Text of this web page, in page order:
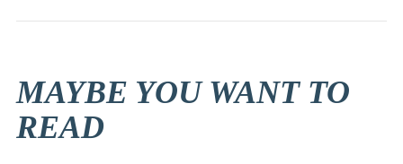
MAYBE YOU WANT TO
READ